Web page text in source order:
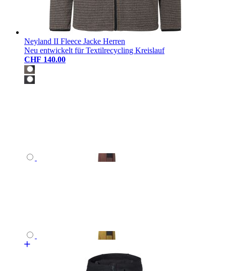
Neyland II Fleece Jacke Herren
Neu entwickelt für Textilrecycling Kreislauf
CHF 140.00